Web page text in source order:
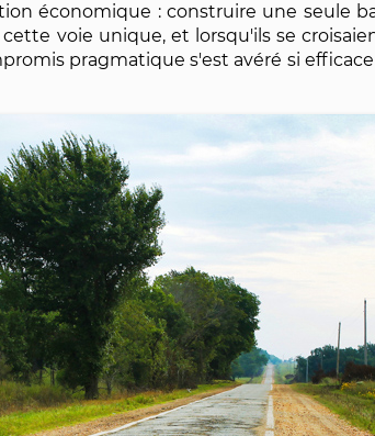
économique : construire une seule
voie unique, et lorsqu'ils se
pragmatique s'est avéré si